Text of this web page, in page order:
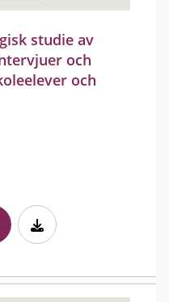
studie av
och
och